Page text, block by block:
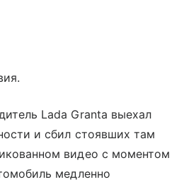
Lada Granta выехал
и сбил стоявших там
видео с моментом
медленно